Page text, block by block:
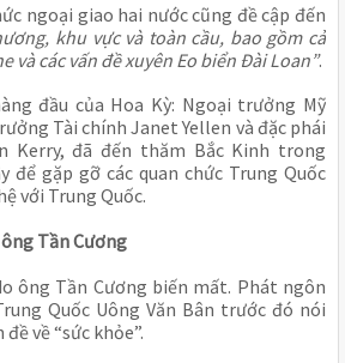
ngoại giao hai nước cũng đề cập đến
khu vực và toàn cầu, bao gồm cả
và các vấn đề xuyên Eo biển Đài Loan”.
đầu của Hoa Kỳ: Ngoại trưởng Mỹ
Tài chính Janet Yellen và đặc phái
Kerry, đã đến thăm Bắc Kinh trong
để gặp gỡ các quan chức Trung Quốc
với Trung Quốc.
Tần Cương
ông Tần Cương biến mất. Phát ngôn
Quốc Uông Văn Bân trước đó nói
về “sức khỏe”.